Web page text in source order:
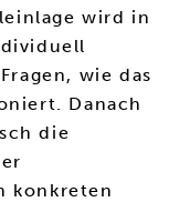
wird in
wie das
Danach
die
konkreten